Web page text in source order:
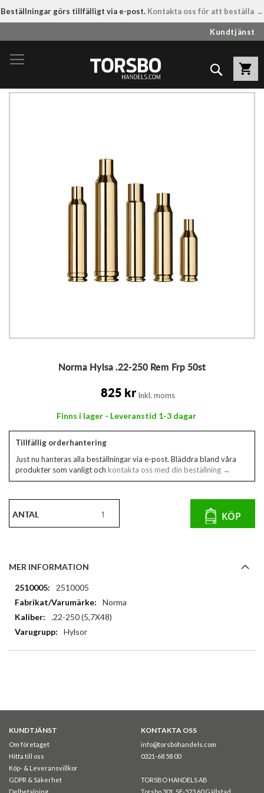
Beställningar görs tillfälligt via e-post. Kontakta oss för att beställa →
till
innehållet
Kundtjänst
Sök
Norma Hylsa .22-250 Rem Frp 50st
825 kr Inkl. moms
Finns i lager - Leveranstid 1-3 dagar
Tillfällig orderhantering
Just nu hanteras alla beställningar via e-post. Bläddra bland våra
produkter som vanligt och kontakta oss med din beställning →
ANTAL KÖP
MER INFORMATION
Mer
information
2510005
Norma
.22-250 (5,7X48)
Hylsor
KUNDTJÄNST
Om företaget
Hitta till oss
Köp- & Leveransvillkor
GDPR & Säkerhet
KONTAKTA OSS
info@torsbohandels.com
0321-68 58 00
TORSBO HANDELS AB